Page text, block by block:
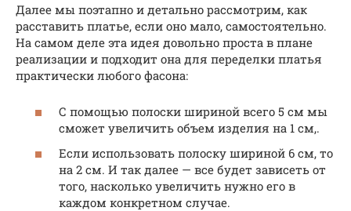
Далее мы поэтапно и детально рассмотрим, как
расставить платье, если оно мало, самостоятельно.
На самом деле эта идея довольно проста в плане
реализации и подходит она для переделки платья
практически любого фасона:
С помощью полоски шириной всего 5 см мы
сможет увеличить объем изделия на 1 см,.
Если использовать полоску шириной 6 см, то
на 2 см. И так далее — все будет зависеть от
того, насколько увеличить нужно его в
каждом конкретном случае.